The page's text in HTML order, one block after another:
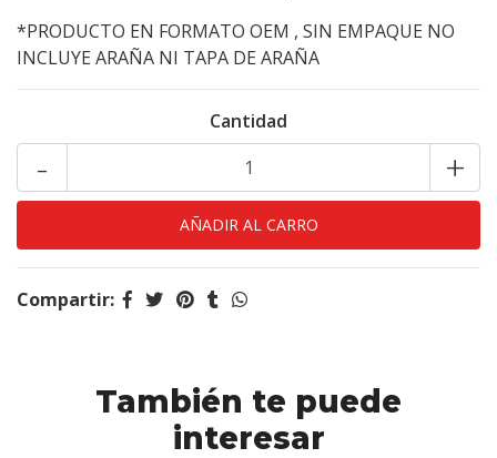
*PRODUCTO EN FORMATO OEM , SIN EMPAQUE NO
INCLUYE ARAÑA NI TAPA DE ARAÑA
Cantidad
+
-
Compartir:
También te puede
interesar